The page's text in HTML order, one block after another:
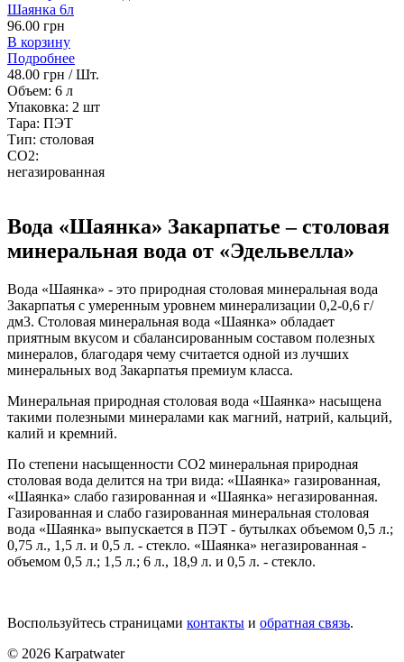
Шаянка 6л
96.00 грн
В корзину
Подробнее
48.00 грн / Шт.
Объем: 6 л
Упаковка: 2 шт
Тара: ПЭТ
Тип: столовая
CO2:
негазированная
Вода «Шаянка» Закарпатье – столовая
минеральная вода от «Эдельвелла»
Вода «Шаянка» - это природная столовая минеральная вода
Закарпатья с умеренным уровнем минерализации 0,2-0,6 г/
дм3. Столовая минеральная вода «Шаянка» обладает
приятным вкусом и сбалансированным составом полезных
минералов, благодаря чему считается одной из лучших
минеральных вод Закарпатья премиум класса.
Минеральная природная столовая вода «Шаянка» насыщена
такими полезными минералами как магний, натрий, кальций,
калий и кремний.
По степени насыщенности СО2 минеральная природная
столовая вода делится на три вида: «Шаянка» газированная,
«Шаянка» слабо газированная и «Шаянка» негазированная.
Газированная и слабо газированная минеральная столовая
вода «Шаянка» выпускается в ПЭТ - бутылках объемом 0,5 л.;
0,75 л., 1,5 л. и 0,5 л. - стекло. «Шаянка» негазированная -
объемом 0,5 л.; 1,5 л.; 6 л., 18,9 л. и 0,5 л. - стекло.
Воспользуйтесь страницами контакты и обратная связь.
© 2026 Karpatwater